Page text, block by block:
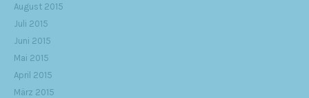
August 2015
Juli 2015
Juni 2015
Mai 2015
April 2015
März 2015